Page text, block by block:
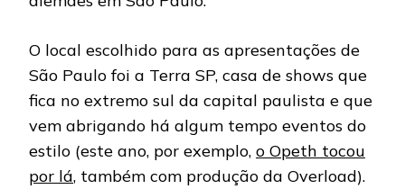
O local escolhido para as apresentações de
São Paulo foi a Terra SP, casa de shows que
fica no extremo sul da capital paulista e que
vem abrigando há algum tempo eventos do
estilo (este ano, por exemplo, o Opeth tocou
por lá, também com produção da Overload).